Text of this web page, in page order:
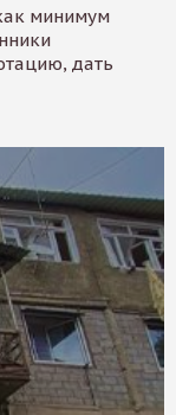
минимум
дать